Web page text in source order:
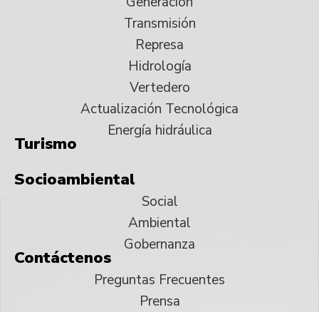
Transmisión
Represa
Hidrología
Vertedero
Actualización Tecnológica
Energía hidráulica
Turismo
Socioambiental
Social
Ambiental
Gobernanza
Contáctenos
Preguntas Frecuentes
Prensa